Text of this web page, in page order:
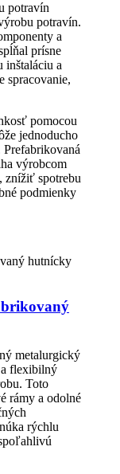
potravín
potravín.
a
prísne
inštaláciu a
spracovanie,
pomocou
jednoducho
výrobcom
znížiť spotrebu
podmienky
metalurgický
flexibilný
Toto
rámy a odolné
rýchlu